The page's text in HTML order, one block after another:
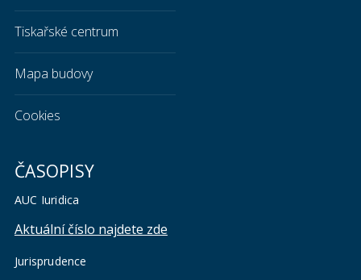
Tiskařské centrum
Mapa budovy
Cookies
ČASOPISY
AUC Iuridica
Aktuální číslo najdete zde
Jurisprudence